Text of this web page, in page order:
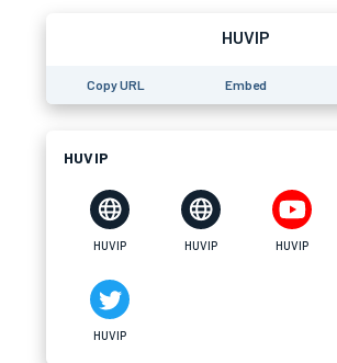
HUVIP
Copy URL Embed
HUVIP
HUVIP HUVIP HUVIP
HUVIP